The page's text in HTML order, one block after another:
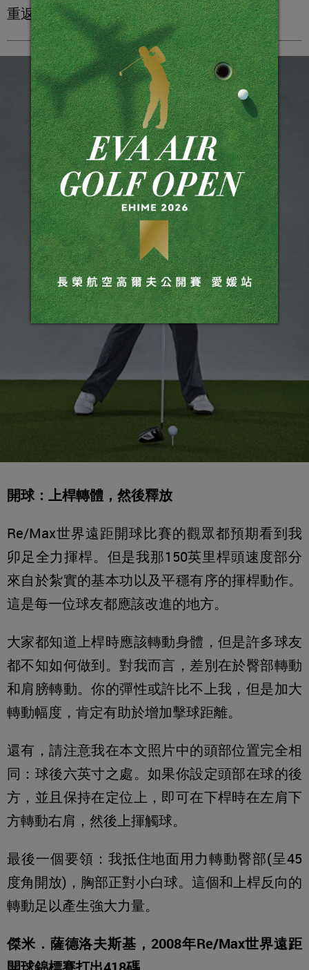
重返球場。
開球：上桿轉體，然後釋放
Re/Max世界遠距開球比賽的觀眾都預期看到我
卯足全力揮桿。但是我那150英里桿頭速度部分
來自於紮實的基本功以及平穩有序的揮桿動作。
這是每一位球友都應該改進的地方。
大家都知道上桿時應該轉動身體，但是許多球友
都不知如何做到。對我而言，差別在於臀部轉動
和肩膀轉動。你的彈性或許比不上我，但是加大
轉動幅度，肯定有助於增加擊球距離。
還有，請注意我在本文照片中的頭部位置完全相
同：球後六英寸之處。如果你設定頭部在球的後
方，並且保持在定位上，即可在下桿時在左肩下
方轉動右肩，然後上揮觸球。
最後一個要領：我抵住地面用力轉動臀部(呈45
度角開放)，胸部正對小白球。這個和上桿反向的
轉動足以產生強大力量。
傑米．薩德洛夫斯基，2008年Re/Max世界遠距